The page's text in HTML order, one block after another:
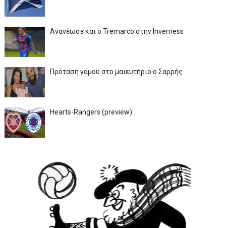
Ανανέωσε και ο Tremarco στην Inverness
Πρόταση γάμου στο μαιευτήριο ο Σαρρής
Hearts-Rangers (preview)